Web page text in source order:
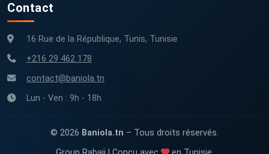
Contact
16 Rue de la République, Tunis, Tunisie
+216 29 462 178
contact@baniola.tn
Lun - Ven : 9h - 18h
© 2026 Baniola.tn – Tous droits réservés.